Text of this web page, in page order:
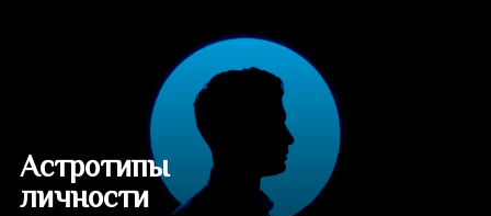
Астротипы
личности